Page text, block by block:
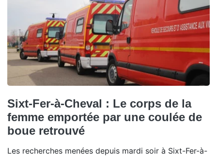
Sixt-Fer-à-Cheval : Le corps de la
femme emportée par une coulée de
boue retrouvé
Les recherches menées depuis mardi soir à Sixt-Fer-à-